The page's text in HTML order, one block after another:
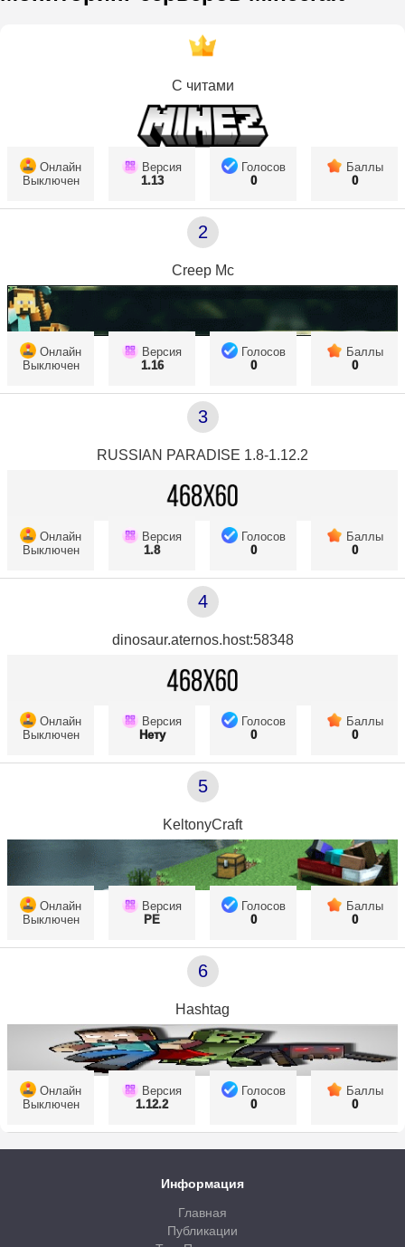
С читами
Онлайн
Выключен
Версия
1.13
Голосов
0
Баллы
0
2
Creep Mc
Онлайн
Выключен
Версия
1.16
Голосов
0
Баллы
0
3
RUSSIAN PARADISE 1.8-1.12.2
Онлайн
Выключен
Версия
1.8
Голосов
0
Баллы
0
4
dinosaur.aternos.host:58348
Онлайн
Выключен
Версия
Нету
Голосов
0
Баллы
0
5
KeltonyCraft
Онлайн
Выключен
Версия
PE
Голосов
0
Баллы
0
6
Hashtag
Онлайн
Выключен
Версия
1.12.2
Голосов
0
Баллы
0
Информация
Главная
Публикации